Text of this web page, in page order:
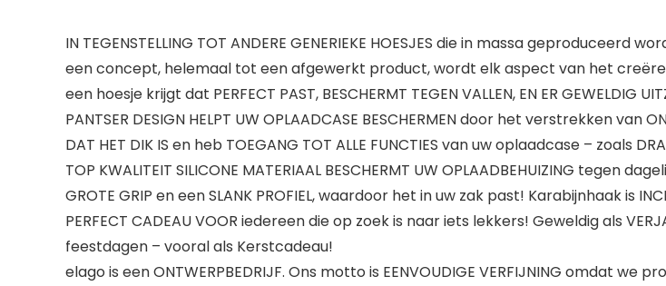
IN TEGENSTELLING TOT ANDERE GENERIEKE HOESJES die in massa geproduceerd
een concept, helemaal tot een afgewerkt product, wordt elk aspect van het
een hoesje krijgt dat PERFECT PAST, BESCHERMT TEGEN VALLEN, EN ER GEWELDIG
PANTSER DESIGN HELPT UW OPLAADCASE BESCHERMEN door het verstrekken van
DAT HET DIK IS en heb TOEGANG TOT ALLE FUNCTIES van uw oplaadcase – zoals
TOP KWALITEIT SILICONE MATERIAAL BESCHERMT UW OPLAADBEHUIZING tegen
GROTE GRIP en een SLANK PROFIEL, waardoor het in uw zak past! Karabijnhaak is
PERFECT CADEAU VOOR iedereen die op zoek is naar iets lekkers! Geweldig als
feestdagen – vooral als Kerstcadeau!
elago is een ONTWERPBEDRIJF. Ons motto is EENVOUDIGE VERFIJNING omdat we